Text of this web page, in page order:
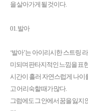
을 살아가게 될 것이다.
01. 발아
‘발아’는 아이리시한 스트링
미되며 판타지적인 느낌을 표
시간이 흘러 자연스럽게 나이
고 어리숙할 때가 많다.
그럼에도 그 안에서 꿈을 잃지